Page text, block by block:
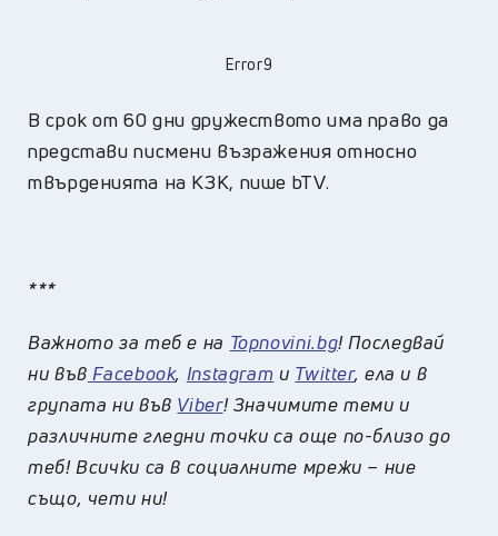
Error9
В срок от 60 дни дружеството има право да
представи писмени възражения относно
твърденията на КЗК, пише bTV.
***
Важното за теб е на Topnovini.bg! Последвай
ни във Facebook, Instagram и Twitter, ела и в
групата ни във Viber! Значимите теми и
различните гледни точки са още по-близо до
теб! Всички са в социалните мрежи – ние
също, чети ни!